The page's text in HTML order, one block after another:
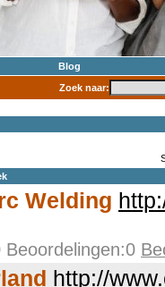
Blog
Zoek naar:
Welding
http://